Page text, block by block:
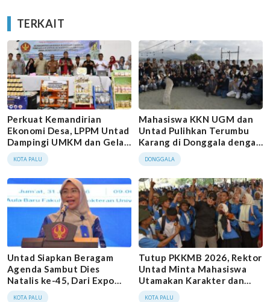
TERKAIT
Perkuat Kemandirian
Ekonomi Desa, LPPM Untad
Dampingi UMKM dan Gelar
Ekspo Produk Pertanian di
Balaesang
KOTA PALU
Mahasiswa KKN UGM dan
Untad Pulihkan Terumbu
Karang di Donggala dengan
Metode Kebun Karang
DONGGALA
Untad Siapkan Beragam
Agenda Sambut Dies
Natalis ke-45, Dari Expo
Karier hingga Bakti Sosial
KOTA PALU
Tutup PKKMB 2026, Rektor
Untad Minta Mahasiswa
Utamakan Karakter dan
Persatuan
KOTA PALU